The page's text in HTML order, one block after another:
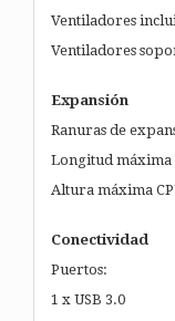
Ventiladores
Ventiladores
Expansión
Ranuras de
Longitud máxima
Altura máxima
Conectividad
Puertos:
1 x USB 3.0